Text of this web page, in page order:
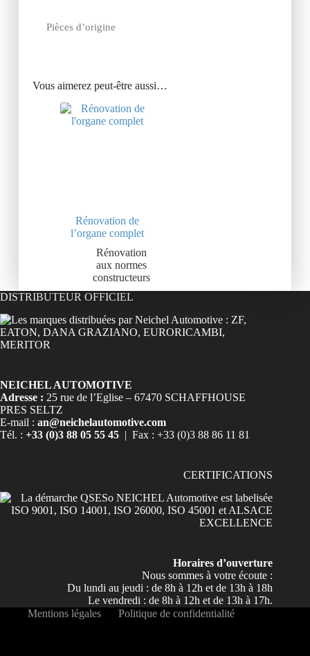
Pièces d’origine
Vous aimerez peut-être aussi…
Rénovation de
l’organe complet
Rénovation
aux normes
constructeurs
DISTRIBUTEUR OFFICIEL
NEICHEL AUTOMOTIVE
Adresse : 25 rue de l’Eglise – 67470 SCHAFFHOUSE
PRES SELTZ
E-mail : an@neichelautomotive.com
Tél. : +33 (0)3 88 05 55 45 | Fax : +33 (0)3 88 86 11 81
CERTIFICATIONS
Horaires d’ouverture
Nous sommes à votre écoute :
Du lundi au jeudi : de 8h à 12h et de 13h à 18h
Le vendredi : de 8h à 12h et de 13h à 17h.
Mentions légales
Politique de confidentialité